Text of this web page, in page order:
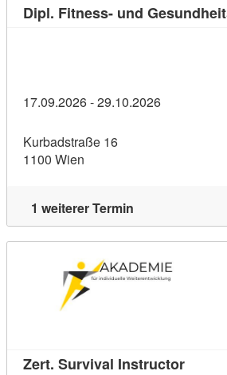
Dipl. Fitness- und
17.09.2026 - 29.10.2026
Kurbadstraße 16
1100 Wien
1 weiterer Termin
Zert. Survival Instructor